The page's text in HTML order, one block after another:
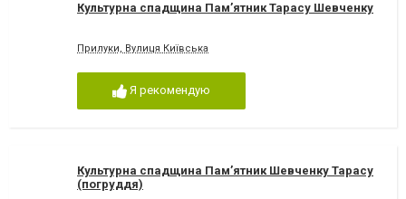
Культурна спадщина Пам’ятник Тарасу Шевченку
Прилуки, Вулиця Київська
Я рекомендую
Культурна спадщина Пам’ятник Шевченку Тарасу
(погруддя)